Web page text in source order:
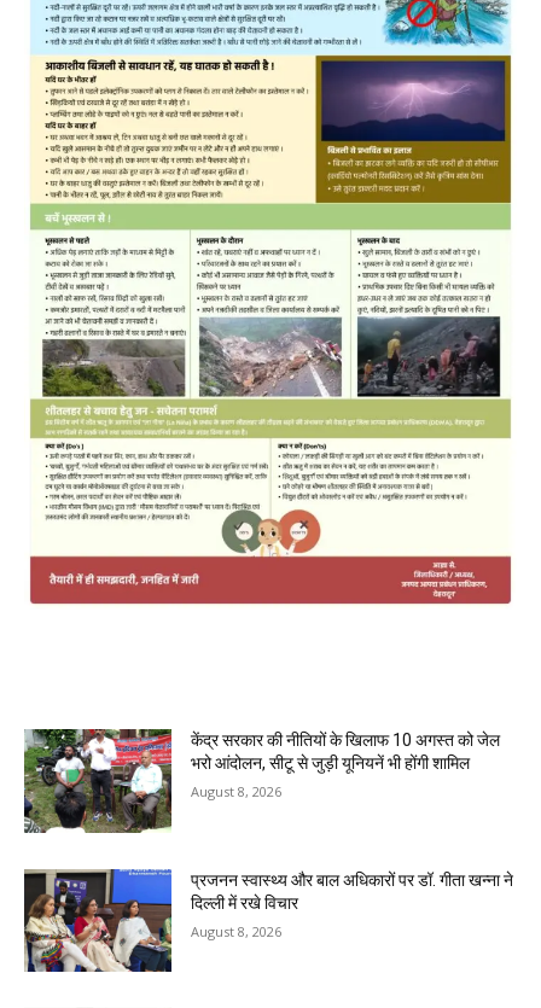
केंद्र सरकार की नीतियों के खिलाफ 10 अगस्त को जेल
भरो आंदोलन, सीटू से जुड़ी यूनियनें भी होंगी शामिल
August 8, 2026
प्रजनन स्वास्थ्य और बाल अधिकारों पर डॉ. गीता खन्ना ने
दिल्ली में रखे विचार
August 8, 2026